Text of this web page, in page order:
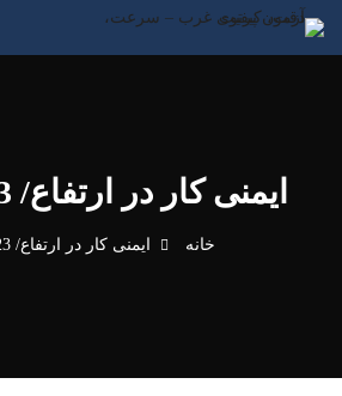
ایمنی کار در ارتفاع/ 1404.09.23
خانه ایمنی کار در ارتفاع/ 1404.09.23